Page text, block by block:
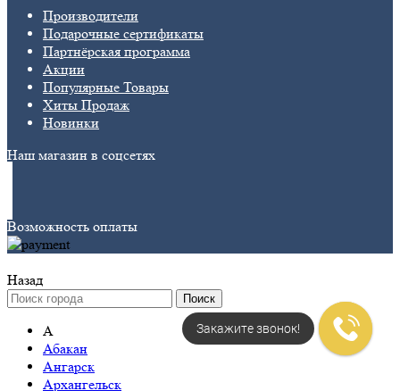
Производители
Подарочные сертификаты
Партнёрская программа
Акции
Популярные Товары
Хиты Продаж
Новинки
Наш магазин в соцсетях
Возможность оплаты
Назад
Поиск
А
Абакан
Ангарск
Архангельск
Закажите звонок!